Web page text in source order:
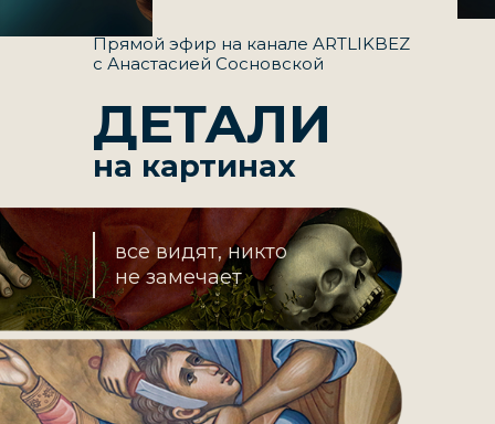
ДЕТАЛИ
на картинах
Прямой эфир на канале ARTLIKBEZ
с Анастасией Сосновской
все видят, никто
не замечает